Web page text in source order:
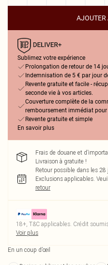
AJOUTER
Sublimez votre expérience
Prolongation de retour de 14
Indemnisation de 5 € par jour
Revente gratuite et facile -
seconde vie à vos articles.
Couverture complète de la
remboursement immédiat
Revente gratuite et simple
En savoir plus
Frais de douane et
Livraison à gratuite !
Retour possible dans les 28
Exclusions applicables.
retour
18+, T&C applicables. Crédit
Voir plus
En un coup d’œil